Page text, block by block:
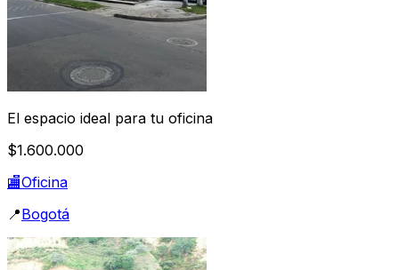
El espacio ideal para tu oficina
$1.600.000
🏬Oficina
📍Bogotá